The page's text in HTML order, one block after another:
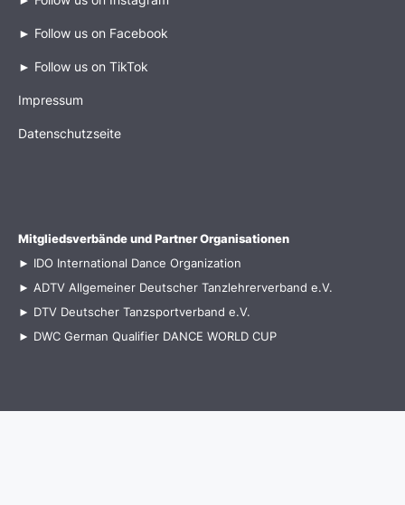
► Follow us on Facebook
► Follow us on TikTok
Impressum
Datenschutzseite
Mitgliedsverbände und Partner Organisationen
► IDO International Dance Organization
► ADTV Allgemeiner Deutscher Tanzlehrerverband e.V.
► DTV Deutscher Tanzsportverband e.V.
► DWC German Qualifier DANCE WORLD CUP